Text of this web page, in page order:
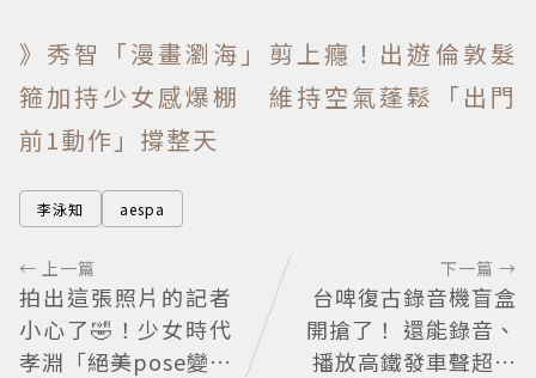
》秀智「漫畫瀏海」剪上癮！出遊倫敦髮
箍加持少女感爆棚 維持空氣蓬鬆「出門
前1動作」撐整天
李泳知 aespa
← 上一篇
拍出這張照片的記者
小心了🤣！少女時代
孝淵「絕美pose變搞
下一篇 →
台啤復古錄音機盲盒
開搶了！ 還能錄音、
播放高鐵發車聲超有